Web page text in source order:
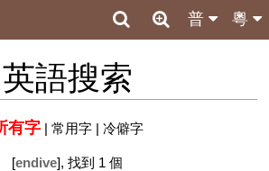
粵
普
英語搜索
有字| 常用字| 冷僻字
[endive], 找到 1 個